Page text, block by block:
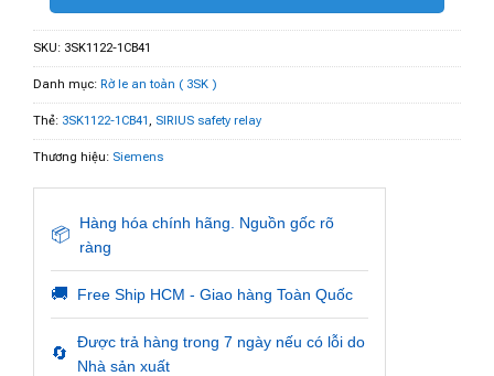
SKU: 3SK1122-1CB41
Danh mục: Rờ le an toàn ( 3SK )
Thẻ: 3SK1122-1CB41, SIRIUS safety relay
Thương hiệu: Siemens
📦
Hàng hóa chính hãng. Nguồn gốc rõ
ràng
🚚 Free Ship HCM - Giao hàng Toàn Quốc
🔄
Được trả hàng trong 7 ngày nếu có lỗi do
Nhà sản xuất